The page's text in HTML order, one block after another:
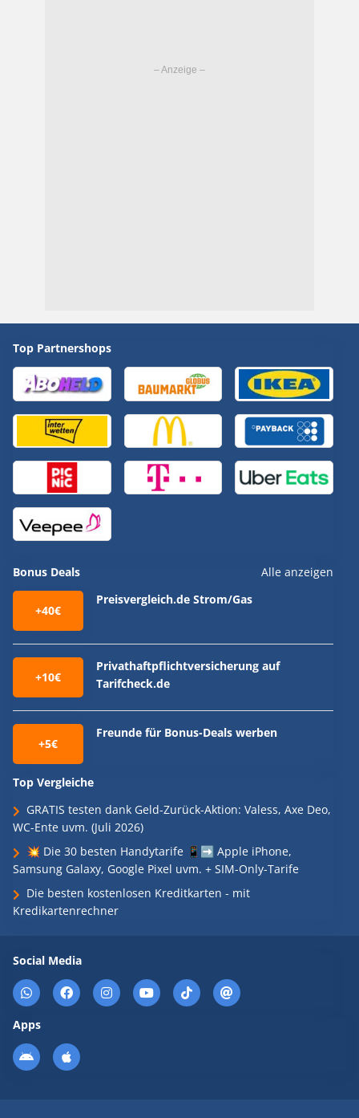
Top Partnershops
Bonus Deals Alle anzeigen
+40€
Preisvergleich.de Strom/Gas
+10€
Privathaftpflichtversicherung auf
Tarifcheck.de
+5€
Freunde für Bonus-Deals werben
Top Vergleiche
GRATIS testen dank Geld-Zurück-Aktion: Valess, Axe Deo,
WC-Ente uvm. (Juli 2026)
💥 Die 30 besten Handytarife 📱➡️ Apple iPhone,
Samsung Galaxy, Google Pixel uvm. + SIM-Only-Tarife
Die besten kostenlosen Kreditkarten - mit
Kredikartenrechner
Social Media
Apps